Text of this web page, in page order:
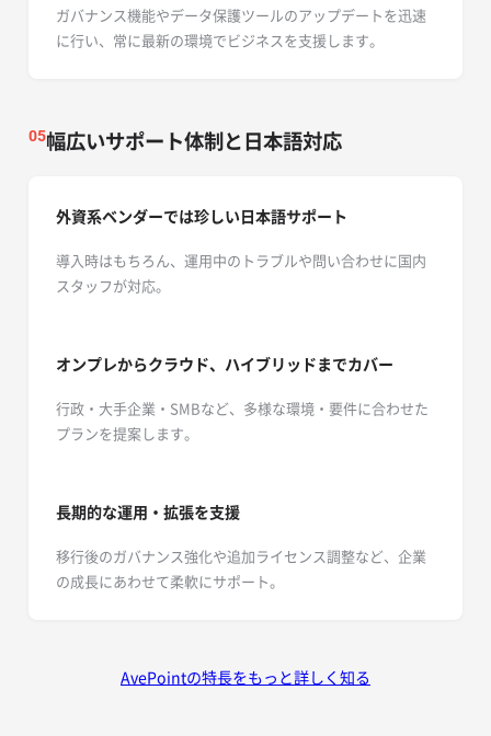
ガバナンス機能やデータ保護ツールのアップデートを迅速
に行い、常に最新の環境でビジネスを支援します。
05幅広いサポート体制と日本語対応
外資系ベンダーでは珍しい日本語サポート
導入時はもちろん、運用中のトラブルや問い合わせに国内
スタッフが対応。
オンプレからクラウド、ハイブリッドまでカバー
行政・大手企業・SMBなど、多様な環境・要件に合わせた
プランを提案します。
長期的な運用・拡張を支援
移行後のガバナンス強化や追加ライセンス調整など、企業
の成長にあわせて柔軟にサポート。
AvePointの特長をもっと詳しく知る